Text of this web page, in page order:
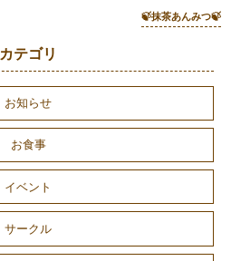
🍃抹茶あんみつ🍃
カテゴリ
お知らせ
お食事
イベント
サークル